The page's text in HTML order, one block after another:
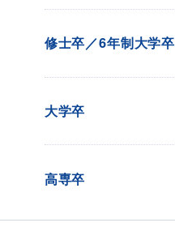
修士卒／6年制大学卒
大学卒
高専卒